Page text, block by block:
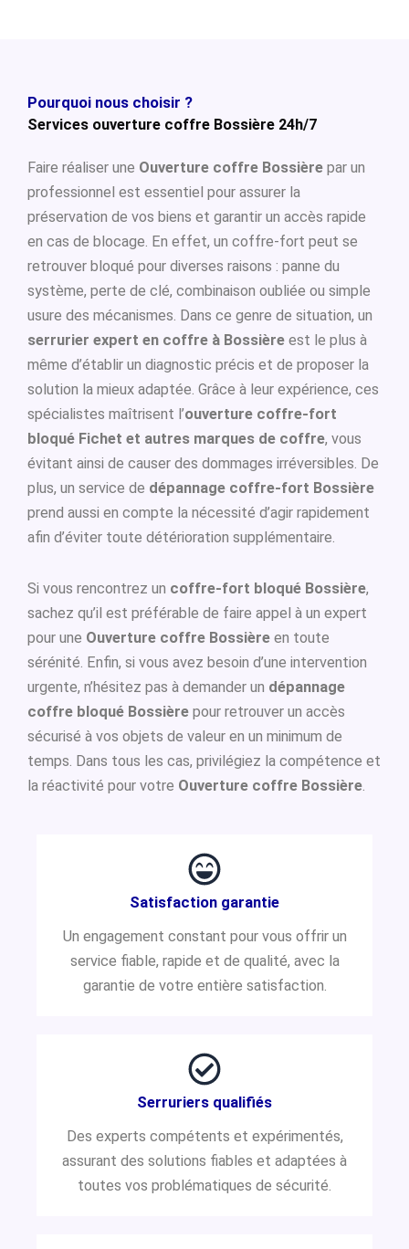
Pourquoi nous choisir ?
Services ouverture coffre Bossière 24h/7
Faire réaliser une Ouverture coffre Bossière par un
professionnel est essentiel pour assurer la
préservation de vos biens et garantir un accès rapide
en cas de blocage. En effet, un coffre-fort peut se
retrouver bloqué pour diverses raisons : panne du
système, perte de clé, combinaison oubliée ou simple
usure des mécanismes. Dans ce genre de situation, un
serrurier expert en coffre à Bossière est le plus à
même d’établir un diagnostic précis et de proposer la
solution la mieux adaptée. Grâce à leur expérience, ces
spécialistes maîtrisent l’ouverture coffre-fort
bloqué Fichet et autres marques de coffre, vous
évitant ainsi de causer des dommages irréversibles. De
plus, un service de dépannage coffre-fort Bossière
prend aussi en compte la nécessité d’agir rapidement
afin d’éviter toute détérioration supplémentaire.
Si vous rencontrez un coffre-fort bloqué Bossière,
sachez qu’il est préférable de faire appel à un expert
pour une Ouverture coffre Bossière en toute
sérénité. Enfin, si vous avez besoin d’une intervention
urgente, n’hésitez pas à demander un dépannage
coffre bloqué Bossière pour retrouver un accès
sécurisé à vos objets de valeur en un minimum de
temps. Dans tous les cas, privilégiez la compétence et
la réactivité pour votre Ouverture coffre Bossière.
Satisfaction garantie
Un engagement constant pour vous offrir un
service fiable, rapide et de qualité, avec la
garantie de votre entière satisfaction.
Serruriers qualifiés
Des experts compétents et expérimentés,
assurant des solutions fiables et adaptées à
toutes vos problématiques de sécurité.